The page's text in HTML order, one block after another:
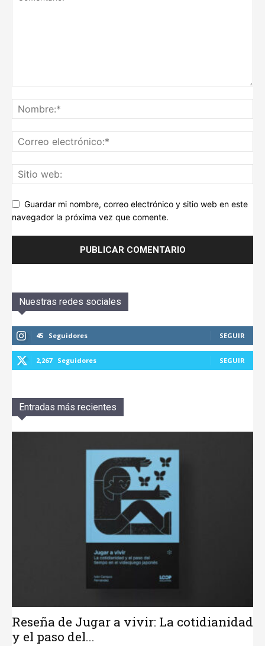
Guardar mi nombre, correo electrónico y sitio web en este
navegador la próxima vez que comente.
Nuestras redes sociales
45 Seguidores SEGUIR
2,267 Seguidores SEGUIR
Entradas más recientes
Reseña de Jugar a vivir: La cotidianidad
y el paso del...